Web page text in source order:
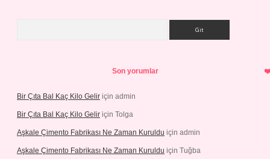
Son yorumlar
Bir Çıta Bal Kaç Kilo Gelir için admin
Bir Çıta Bal Kaç Kilo Gelir için Tolga
Aşkale Çimento Fabrikası Ne Zaman Kuruldu için admin
Aşkale Çimento Fabrikası Ne Zaman Kuruldu için Tuğba